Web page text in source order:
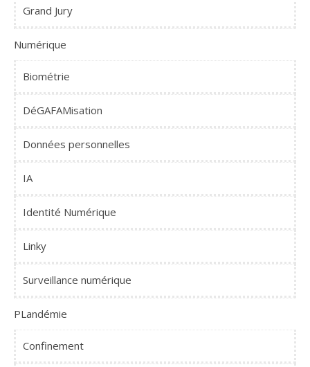
Grand Jury
Numérique
Biométrie
DéGAFAMisation
Données personnelles
IA
Identité Numérique
Linky
Surveillance numérique
PLandémie
Confinement